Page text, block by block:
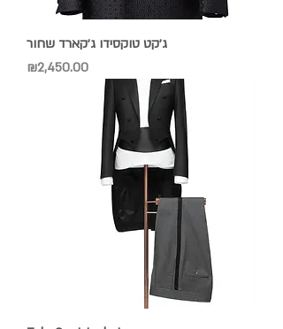
ג׳קט טוקסידו ג׳קארד שחור
Price
₪2,450.00